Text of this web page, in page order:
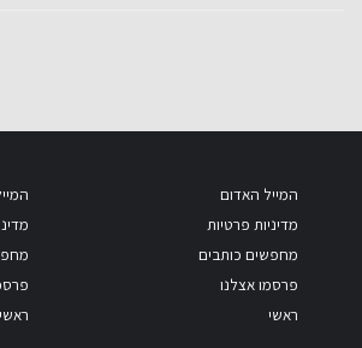
המייל האדום
מדיניות פרטיות
מחפשים כותבים
פרסמו אצלנו
ראשי
ראשי